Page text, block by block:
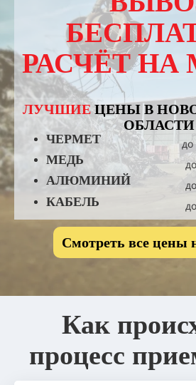
РАСЧЁТ НА
ЛУЧШИЕЦЕНЫ В
ОБЛАСТИ
ЧЕРМЕТ до
МЕДЬ
АЛЮМИНИЙ до
КАБЕЛЬ до
Смотреть все цены
Как
процесс